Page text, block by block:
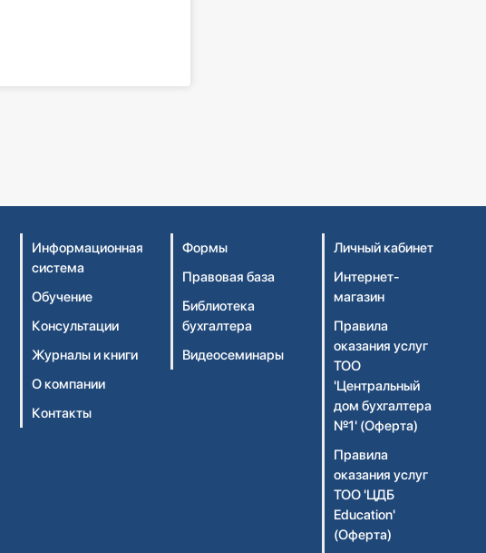
Информационная
система
Обучение
Консультации
Журналы и книги
О компании
Контакты
Формы
Правовая база
Библиотека
бухгалтера
Видеосеминары
Личный кабинет
Интернет-
магазин
Правила
оказания услуг
ТОО
'Центральный
дом бухгалтера
№1' (Оферта)
Правила
оказания услуг
ТОО 'ЦДБ
Education'
(Оферта)